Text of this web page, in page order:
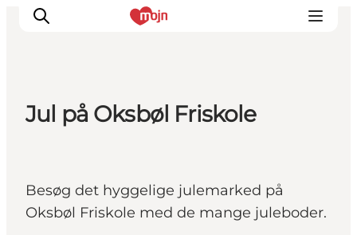
Det sker
Overnatning
Planlæg din ferie
Jul på Oksbøl Friskole
Besøg det hyggelige julemarked på
Oksbøl Friskole med de mange juleboder.